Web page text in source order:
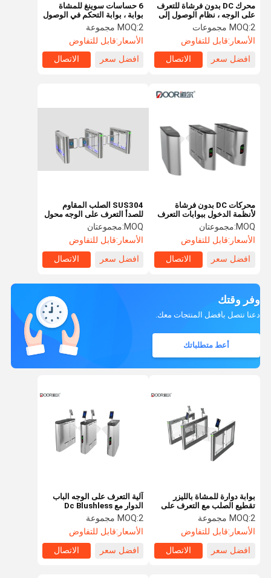
6 حساسات سوينغ للمشاة
بوابة ، بوابة التحكم في الوصول
بوابة CE المعتمدة
MOQ:2 مجموعة
الأسعار:قابل للتفاوض
افضل سعر
الاتصال
محرك DC بدون فرشاة للتعرف
على الوجه ، نظام الوصول إلى
الباب ، التحكم في درجة
الحرارة ، بوابة التأرجح
MOQ:2 مجموعات
الأسعار:قابل للتفاوض
افضل سعر
الاتصال
SUS304 الصلب المقاوم
للصدأ التعرف على الوجه محول
مع تصنيف IP65
MOQ: مجموعتان
الأسعار:قابل للتفاوض
افضل سعر
الاتصال
محركات DC بدون فرشاة
لأنظمة الدخول ببوابات التعرف
على الوجه، عمر افتراضي
طويل
MOQ: مجموعتان
الأسعار:قابل للتفاوض
افضل سعر
الاتصال
وفر وقتك
دعنا نتصل بأفضل المنتجات معك.
أعط متطلباتك
بوابة دوارة للمشاة بالليزر
تقطيع الصلب مع التعرف على
الوجه الاتصال الجاف
MOQ:2 مجموعة
الأسعار:قابل للتفاوض
افضل سعر
الاتصال
آلية التعرف على الوجه الباب
الدوار مع Dc Blushless
Motor 550mm Width
MOQ:2 مجموعة
الأسعار:قابل للتفاوض
افضل سعر
الاتصال